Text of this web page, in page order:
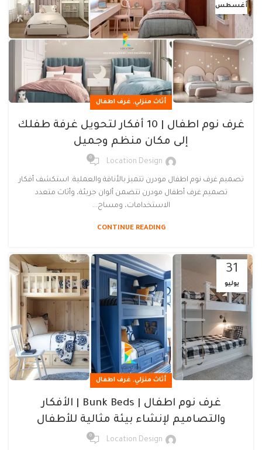
أغسطس
أثاث منزلي, غرف اطفال
غرف نوم اطفال | 10 أفكار لتحويل غرفة طفلك
إلى مكان منظم وجميل
Location Design
0
تصميم غرف نوم اطفال مودرن تتميز بالأناقة والعملية. استكشف أفكار
تصميم غرف أطفال مودرن تتضمن ألوان جريئة، وأثاث متعدد
الاستخدامات، ومساح...
CONTINUE READING
31
يوليو
أثاث منزلي, غرف اطفال
غرف نوم اطفال | Bunk Beds | الأفكار
والتصاميم لإنشاء بيئة مثالية للأطفال
Location Design
0